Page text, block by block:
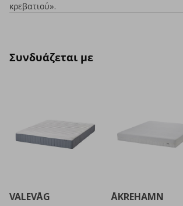
κρεβατιού».
Συνδυάζεται με
VALEVÅG
ÅKREHAMN